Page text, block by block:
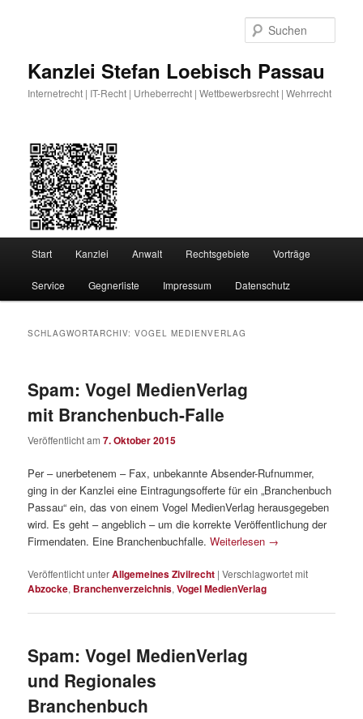
Kanzlei Stefan Loebisch Passau
Internetrecht | IT-Recht | Urheberrecht | Wettbewerbsrecht | Wehrrecht
Start Kanzlei Anwalt Rechtsgebiete Vorträge
Service Gegnerliste Impressum Datenschutz
SCHLAGWORTARCHIV:VOGEL MEDIENVERLAG
Spam: Vogel MedienVerlag
mit Branchenbuch-Falle
Veröffentlicht am7. Oktober 2015
Per – unerbetenem – Fax, unbekannte Absender-Rufnummer,
ging in der Kanzlei eine Eintragungsofferte für ein „Branchenbuch
Passau“ ein, das von einem Vogel MedienVerlag herausgegeben
wird. Es geht – angeblich – um die korrekte Veröffentlichung der
Firmendaten. Eine Branchenbuchfalle.Weiterlesen →
Veröffentlicht unterAllgemeines Zivilrecht |Verschlagwortet mit
Abzocke, Branchenverzeichnis,Vogel MedienVerlag
Spam: Vogel MedienVerlag
und Regionales
Branchenbuch